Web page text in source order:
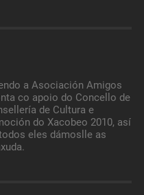
a Asociación Amigos
co apoio do Concello de
de Cultura e
do Xacobeo 2010, así
eles dámoslle as